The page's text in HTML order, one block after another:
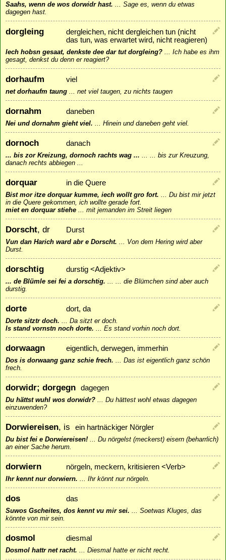
Saahs, wenn de wos dorwidr hast.
Sage es, wenn du etwas
dagegen hast.
dorgleing
dergleichen, nicht dergleichen tun (nicht
das tun, was erwartet wird, nicht reagieren)
Iech hobsn gesaat, denkste dee dar tut dorgleing?
Ich habe es ihm
gesagt, denkst du denn er reagiert?
dorhaufm viel
net dorhaufm taung net viel taugen, zu nichts taugen
dornahm daneben
Nei und dornahm gieht viel. Hinein und daneben geht viel.
dornoch danach
... bis zor Kreizung, dornoch rachts wag ...
... bis zur Kreuzung,
danach rechts abbiegen ...
dorquar in die Quere
Bist mor itze dorquar kumme, iech wollt gro fort.
Du bist mir jetzt
in die Quere gekommen, ich wollte gerade fort.
miet en dorquar stiehe
mit jemanden im Streit liegen
Dorscht, dr Durst
Vun dan Harich ward abr e Dorscht.
Von dem Hering wird aber
Durst.
dorschtig durstig <Adjektiv>
... de Blümle sei fei a dorschtig.
... die Blümchen sind aber auch
durstig.
dorte dort, da
Dorte sitztr doch.
Da sitzt er doch.
Is stand vornstn noch dorte.
Es stand vorhin noch dort.
dorwaagn eigentlich, derwegen, immerhin
Dos is dorwaang ganz schie frech.
Das ist eigentlich ganz schön
frech.
dorwidr; dorgegn dagegen
Du hättst wuhl wos dorwidr?
Du hättest wohl etwas dagegen
einzuwenden?
Dorwiereisen, is ein hartnäckiger Nörgler
Du bist fei e Dorwiereisen!
Du nörgelst (meckerst) eisern (beharrlich)
an einer Sache herum.
dorwiern nörgeln, meckern, kritisieren <Verb>
Ihr kennt nur dorwiern. Ihr könnt nur nörgeln.
dos das
Suwos Gscheites, dos kennt vu mir sei.
Soetwas Kluges, das
könnte von mir sein.
dosmol diesmal
Dosmol hattr net racht. Diesmal hatte er nicht recht.